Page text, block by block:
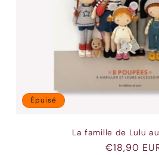
Épuisé
La famille de Lulu
Prix
€18,90